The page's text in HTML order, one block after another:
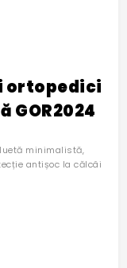
ortopedici
GOR2024
minimalistă,
antișoc la călcâi